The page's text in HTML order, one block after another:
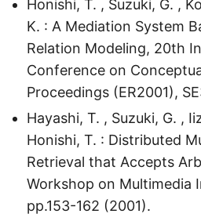
Honishi, T. , Suzuki, G. ,
K. : A Mediation System
Relation Modeling, 20th
Conference on
Proceedings (ER2001),
Hayashi, T. , Suzuki, G. ,
Honishi, T. : Distributed
Retrieval that Accepts
Workshop on Multimedia
pp.153-162 (2001).